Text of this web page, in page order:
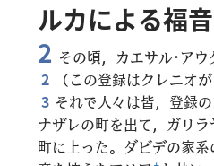
ルカ​に​よる​福
2 その頃，カエサル･ア
2
（この登録はクレニオ
3 それで人々は皆，登録
ナザレの町を出て，ガリ
町に上った。ダビデの家